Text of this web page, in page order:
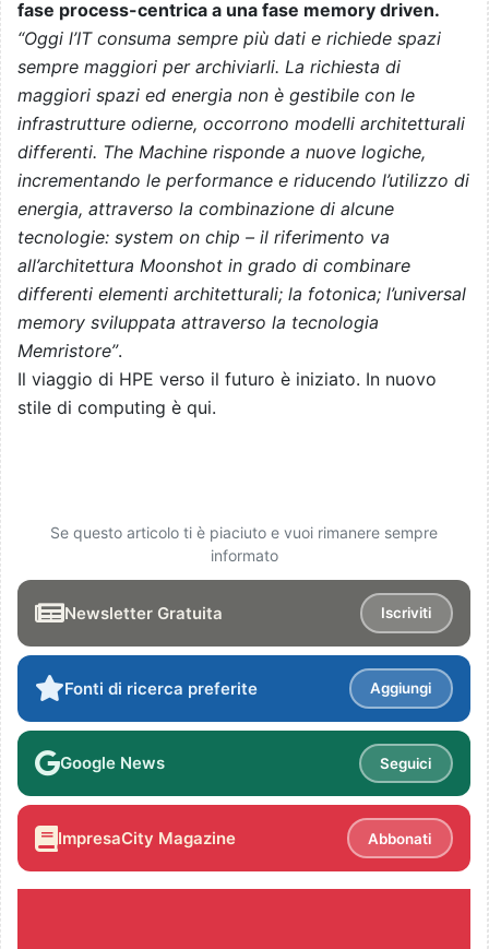
fase process-centrica a una fase memory driven.
“Oggi l’IT consuma sempre più dati e richiede spazi
sempre maggiori per archiviarli. La richiesta di
maggiori spazi ed energia non è gestibile con le
infrastrutture odierne, occorrono modelli architetturali
differenti. The Machine risponde a nuove logiche,
incrementando le performance e riducendo l’utilizzo di
energia, attraverso la combinazione di alcune
tecnologie: system on chip – il riferimento va
all’architettura Moonshot in grado di combinare
differenti elementi architetturali; la fotonica; l’universal
memory sviluppata attraverso la tecnologia
Memristore”.
Il viaggio di HPE verso il futuro è iniziato. In nuovo
stile di computing è qui.
Se questo articolo ti è piaciuto e vuoi rimanere sempre
informato
Newsletter Gratuita Iscriviti
Fonti di ricerca preferite Aggiungi
Google News Seguici
ImpresaCity Magazine Abbonati